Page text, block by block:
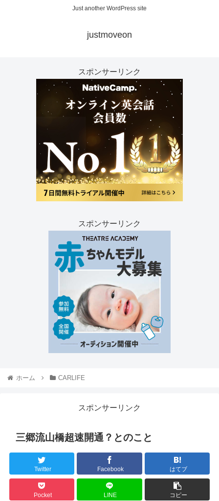
Just another WordPress site
justmoveon
スポンサーリンク
スポンサーリンク
ホーム CARLIFE
スポンサーリンク
三郷流山橋超速開通？とのこと
Twitter Facebook はてブ
Pocket LINE コピー